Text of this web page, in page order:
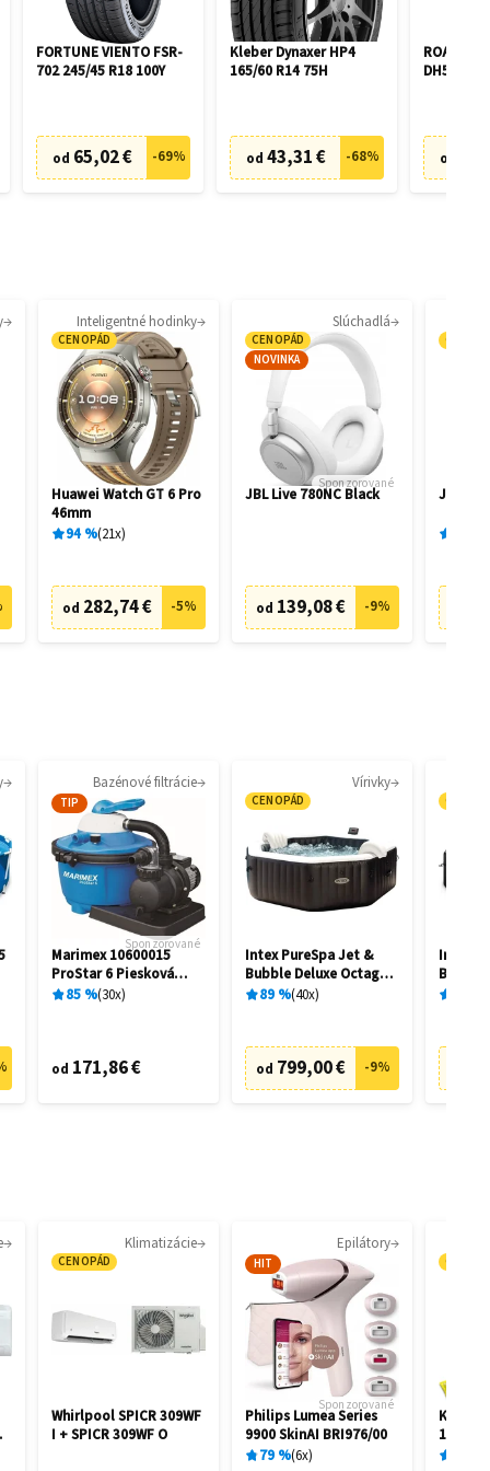
FORTUNE VIENTO FSR-
702 245/45 R18 100Y
od 65,02 € -69%
Kleber Dynaxer HP4
165/60 R14 75H
od 43,31 € -68%
ROADX
DH51
od
Inteligentné hodinky
CENOPÁD
Huawei Watch GT 6 Pro
46mm
94% 21x
od 282,74 € -5%
Slúchadlá
CENOPÁD
NOVINKA
Sponzorované
JBL Live 780NC Black
od 139,08 € -9%
JBL
Bazénové filtrácie
TIP
Sponzorované
Marimex 10600015
ProStar 6 Piesková
filtrácia
85 % 30x
od 171,86 €
Vírivky
CENOPÁD
Intex PureSpa Jet &
Bubble Deluxe Octagon
28462
89 % 40x
od 799,00 € -9%
Intex
Bubble
28458
Klimatizácie
CENOPÁD
Whirlpool SPICR 309WF
I + SPICR 309WF O
Epilátory
HIT
Sponzorované
Philips Lumea Series
9900 SkinAI BRI976/00
79 % 6x
1.081-